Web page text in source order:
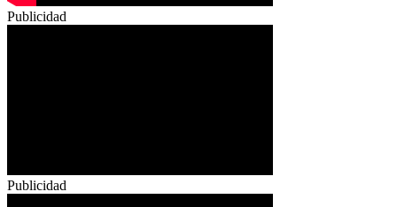
Publicidad
Publicidad